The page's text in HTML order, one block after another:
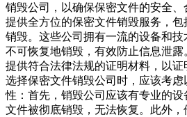
销毁公司，以确保保密文件的安全
提供全方位的保密文件销毁服务，
销毁。这些公司拥有一流的设备和技
不可恢复地销毁，有效防止信息泄
提供符合法律法规的证明材料，以
选择保密文件销毁公司时，应该考
性：首先，销毁公司应该有专业的
文件被彻底销毁，无法恢复。此外，